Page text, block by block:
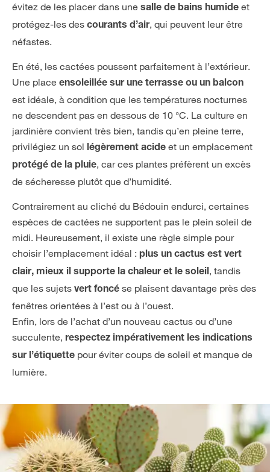
évitez de les placer dans une salle de bains humide et
protégez-les des courants d’air, qui peuvent leur être
néfastes.
En été, les cactées poussent parfaitement à l’extérieur.
Une place ensoleillée sur une terrasse ou un balcon
est idéale, à condition que les températures nocturnes
ne descendent pas en dessous de 10 °C. La culture en
jardinière convient très bien, tandis qu’en pleine terre,
privilégiez un sol légèrement acide et un emplacement
protégé de la pluie, car ces plantes préfèrent un excès
de sécheresse plutôt que d’humidité.
Contrairement au cliché du Bédouin endurci, certaines
espèces de cactées ne supportent pas le plein soleil de
midi. Heureusement, il existe une règle simple pour
choisir l’emplacement idéal : plus un cactus est vert
clair, mieux il supporte la chaleur et le soleil, tandis
que les sujets vert foncé se plaisent davantage près des
fenêtres orientées à l’est ou à l’ouest.
Enfin, lors de l’achat d’un nouveau cactus ou d’une
succulente, respectez impérativement les indications
sur l’étiquette pour éviter coups de soleil et manque de
lumière.